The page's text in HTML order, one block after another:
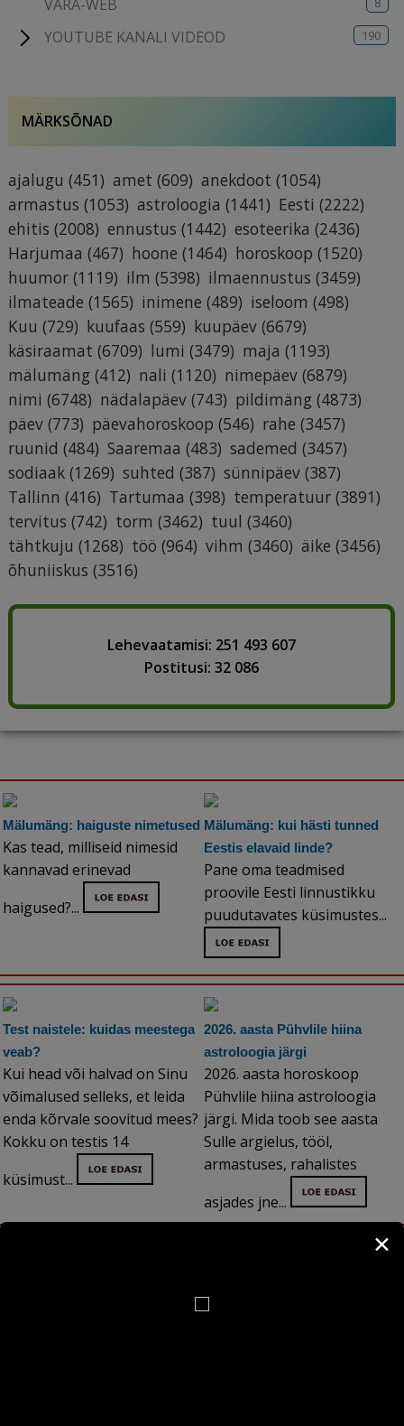
VARA-WEB
YOUTUBE KANALI VIDEOD 190
MÄRKSÕNAD
ajalugu (451) amet (609) anekdoot (1054)
armastus (1053) astroloogia (1441) Eesti (2222)
ehitis (2008) ennustus (1442) esoteerika (2436)
Harjumaa (467) hoone (1464) horoskoop (1520)
huumor (1119) ilm (5398) ilmaennustus (3459)
ilmateade (1565) inimene (489) iseloom (498)
Kuu (729) kuufaas (559) kuupäev (6679)
käsiraamat (6709) lumi (3479) maja (1193)
mälumäng (412) nali (1120) nimepäev (6879)
nimi (6748) nädalapäev (743) pildimäng (4873)
päev (773) päevahoroskoop (546) rahe (3457)
ruunid (484) Saaremaa (483) sademed (3457)
sodiaak (1269) suhted (387) sünnipäev (387)
Tallinn (416) Tartumaa (398) temperatuur (3891)
tervitus (742) torm (3462) tuul (3460)
tähtkuju (1268) töö (964) vihm (3460) äike (3456)
õhuniiskus (3516)
Lehevaatamisi: 251 493 607
Postitusi: 32 086
Mälumäng: haiguste nimetused
Kas tead, milliseid nimesid
kannavad erinevad
haigused?...
Mälumäng: kui hästi tunned
Eestis elavaid linde?
Pane oma teadmised
proovile Eesti linnustikku
puudutavates küsimustes...
Test naistele: kuidas meestega
veab?
Kui head või halvad on Sinu
võimalused selleks, et leida
enda kõrvale soovitud mees?
Kokku on testis 14
küsimust...
2026. aasta Pühvlile hiina
astroloogia järgi
2026. aasta horoskoop
Pühvlile hiina astroloogia
järgi. Mida toob see aasta
Sulle argielus, tööl,
armastuses, rahalistes
asjades jne...
oma vanemad, kellelt saab
✕